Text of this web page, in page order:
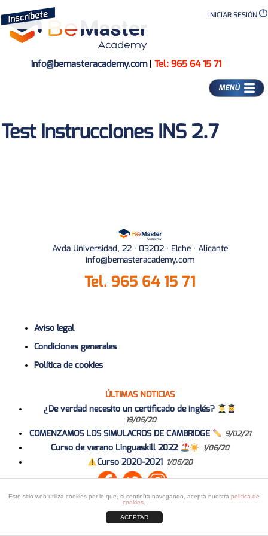
INICIAR SESIÓN
info@bemasteracademy.com| Tel: 965 64 15 71
MENÚ
Test Instrucciones INS 2.7
Este sitio web utiliza cookies por lo que, si continúa navegando, acepta nuestra política de
cookies
ACEPTAR
Avda Universidad, 22 · 03202 · Elche · Alicante
info@bemasteracademy.com
Tel. 965 64 15 71
Aviso legal
Condiciones generales
Política de cookies
ÚLTIMAS NOTICIAS
¿De verdad necesito un certificado de inglés?
19/05/20
COMENZAMOS LOS SIMULACROS DE CAMBRIDGE 9/02/21
Curso de verano Linguaskill 2022 1/06/20
Curso 2020-2021 1/06/20